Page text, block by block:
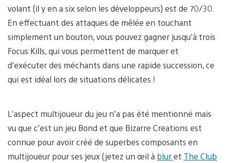
volant (il y en a six selon les développeurs) est de 70/30.
En effectuant des attaques de mêlée en touchant
simplement un bouton, vous pouvez gagner jusqu’à trois
Focus Kills, qui vous permettent de marquer et
d’exécuter des méchants dans une rapide succession, ce
qui est idéal lors de situations délicates !
L’aspect multijoueur du jeu n’a pas été mentionné mais
vu que c’est un jeu Bond et que Bizarre Creations est
connue pour avoir créé de superbes composants en
multijoueur pour ses jeux (jetez un œil à bluret The Club